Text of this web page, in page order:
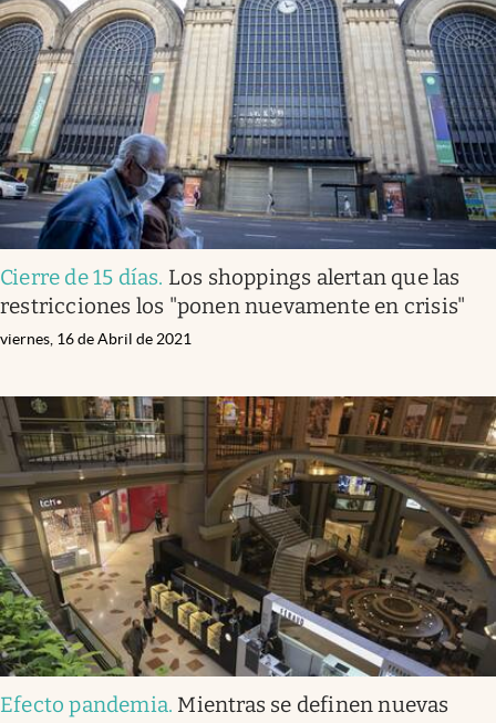
Cierre de 15 días. Los shoppings alertan que las
restricciones los "ponen nuevamente en crisis"
viernes, 16 de Abril de 2021
Efecto pandemia. Mientras se definen nuevas